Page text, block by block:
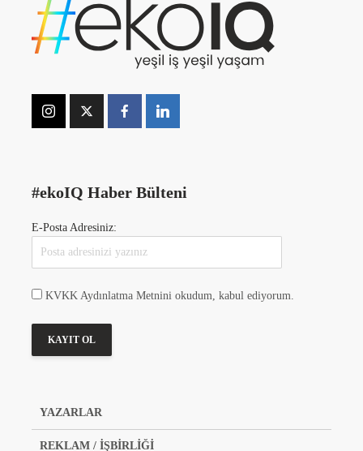
#ekoIQ Haber Bülteni
E-Posta Adresiniz:
KVKK Aydınlatma Metnini okudum, kabul ediyorum.
YAZARLAR
REKLAM / İŞBİRLİĞİ